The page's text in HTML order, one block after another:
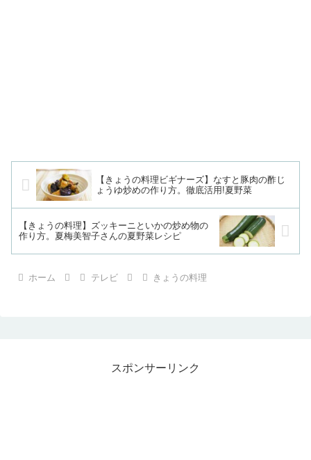
【きょうの料理ビギナーズ】なすと豚肉の酢じ
ょうゆ炒めの作り方。徹底活用!夏野菜
【きょうの料理】ズッキーニといかの炒め物の
作り方。夏梅美智子さんの夏野菜レシピ
ホーム テレビ きょうの料理
スポンサーリンク